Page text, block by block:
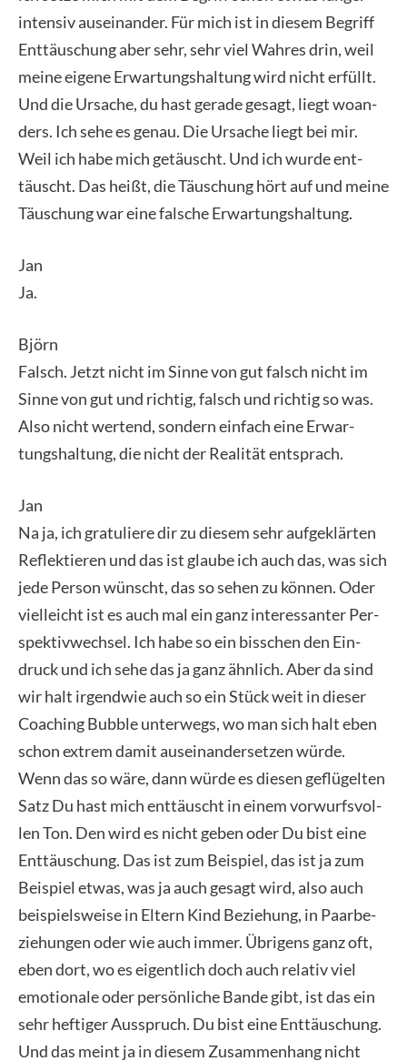
inten­siv aus­ein­an­der. Für mich ist in die­sem Begriff
Ent­täu­schung aber sehr, sehr viel Wah­res drin, weil
mei­ne eige­ne Erwar­tungs­hal­tung wird nicht erfüllt.
Und die Ursa­che, du hast gera­de gesagt, liegt woan­
ders. Ich sehe es genau. Die Ursa­che liegt bei mir.
Weil ich habe mich getäuscht. Und ich wur­de ent­
täuscht. Das heißt, die Täu­schung hört auf und mei­ne
Täu­schung war eine fal­sche Erwar­tungs­hal­tung.
Jan
Ja.
Björn
Falsch. Jetzt nicht im Sin­ne von gut falsch nicht im
Sin­ne von gut und rich­tig, falsch und rich­tig so was.
Also nicht wer­tend, son­dern ein­fach eine Erwar­
tungs­hal­tung, die nicht der Rea­li­tät ent­sprach.
Jan
Na ja, ich gra­tu­lie­re dir zu die­sem sehr auf­ge­klär­ten
Reflek­tie­ren und das ist glau­be ich auch das, was sich
jede Per­son wünscht, das so sehen zu kön­nen. Oder
viel­leicht ist es auch mal ein ganz inter­es­san­ter Per­
spek­tiv­wech­sel. Ich habe so ein biss­chen den Ein­
druck und ich sehe das ja ganz ähn­lich. Aber da sind
wir halt irgend­wie auch so ein Stück weit in die­ser
Coa­ching Bubble unter­wegs, wo man sich halt eben
schon extrem damit aus­ein­an­der­set­zen wür­de.
Wenn das so wäre, dann wür­de es die­sen geflü­gel­ten
Satz Du hast mich ent­täuscht in einem vor­wurfs­vol­
len Ton. Den wird es nicht geben oder Du bist eine
Ent­täu­schung. Das ist zum Bei­spiel, das ist ja zum
Bei­spiel etwas, was ja auch gesagt wird, also auch
bei­spiels­wei­se in Eltern Kind Bezie­hung, in Paar­be­
zie­hun­gen oder wie auch immer. Übri­gens ganz oft,
eben dort, wo es eigent­lich doch auch rela­tiv viel
emo­tio­na­le oder per­sön­li­che Ban­de gibt, ist das ein
sehr hef­ti­ger Aus­spruch. Du bist eine Ent­täu­schung.
Und das meint ja in die­sem Zusam­men­hang nicht